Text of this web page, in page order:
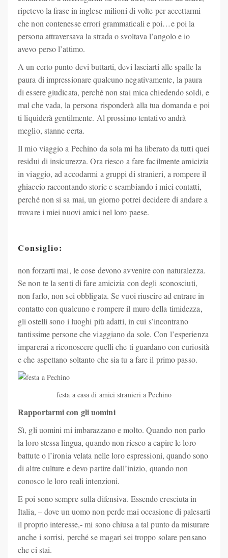
ripetevo la frase in inglese milioni di volte per accettarmi
che non contenesse errori grammaticali e poi…e poi la
persona attraversava la strada o svoltava l’angolo e io
avevo perso l’attimo.
A un certo punto devi buttarti, devi lasciarti alle spalle la
paura di impressionare qualcuno negativamente, la paura
di essere giudicata, perché non stai mica chiedendo soldi, e
mal che vada, la persona risponderà alla tua domanda e poi
ti liquiderà gentilmente. Al prossimo tentativo andrà
meglio, stanne certa.
Il mio viaggio a Pechino da sola mi ha liberato da tutti quei
residui di insicurezza. Ora riesco a fare facilmente amicizia
in viaggio, ad accodarmi a gruppi di stranieri, a rompere il
ghiaccio raccontando storie e scambiando i miei contatti,
perché non si sa mai, un giorno potrei decidere di andare a
trovare i miei nuovi amici nel loro paese.
Consiglio:
non forzarti mai, le cose devono avvenire con naturalezza.
Se non te la senti di fare amicizia con degli sconosciuti,
non farlo, non sei obbligata. Se vuoi riuscire ad entrare in
contatto con qualcuno e rompere il muro della timidezza,
gli ostelli sono i luoghi più adatti, in cui s’incontrano
tantissime persone che viaggiano da sole. Con l’esperienza
imparerai a riconoscere quelli che ti guardano con curiosità
e che aspettano soltanto che sia tu a fare il primo passo.
festa a casa di amici stranieri a Pechino
Rapportarmi con gli uomini
Sì, gli uomini mi imbarazzano e molto. Quando non parlo
la loro stessa lingua, quando non riesco a capire le loro
battute o l’ironia velata nelle loro espressioni, quando sono
di altre culture e devo partire dall’inizio, quando non
conosco le loro reali intenzioni.
E poi sono sempre sulla difensiva. Essendo cresciuta in
Italia, – dove un uomo non perde mai occasione di palesarti
il proprio interesse,- mi sono chiusa a tal punto da misurare
anche i sorrisi, perché se magari sei troppo solare pensano
che ci stai.